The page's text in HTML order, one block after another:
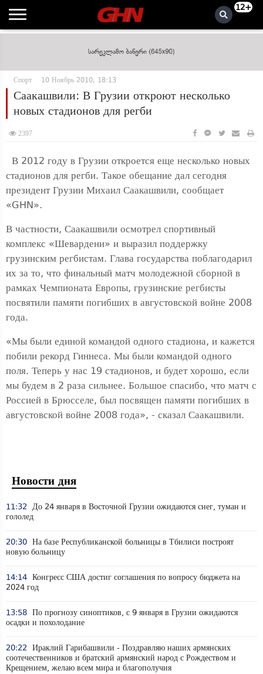
12+
Спорт 10 Ноябрь 2010, 18:13
Саакашвили: В Грузии откроют несколько
новых стадионов для регби
2397
В 2012 году в Грузии откроется еще несколько новых
стадионов для регби. Такое обещание дал сегодня
президент Грузии Михаил Саакашвили, сообщает
«GHN».
В частности, Саакашвили осмотрел спортивный
комплекс «Шевардени» и выразил поддержку
грузинским регбистам. Глава государства поблагодарил
их за то, что финальный матч молодежной сборной в
рамках Чемпионата Европы, грузинские регбисты
посвятили памяти погибших в августовской войне 2008
года.
«Мы были единой командой одного стадиона, и кажется
побили рекорд Гиннеса. Мы были командой одного
поля. Теперь у нас 19 стадионов, и будет хорошо, если
мы будем в 2 раза сильнее. Большое спасибо, что матч с
Россией в Брюсселе, был посвящен памяти погибших в
августовской войне 2008 года», - сказал Саакашвили.
Новости дня
11:32 До 24 января в Восточной Грузии ожидаются снег, туман и
гололед
20:30 На базе Республиканской больницы в Тбилиси построят
новую больницу
14:14 Конгресс США достиг соглашения по вопросу бюджета на
2024 год
13:58 По прогнозу синоптиков, с 9 января в Грузии ожидаются
осадки и похолодание
20:22 Ираклий Гарибашвили - Поздравляю наших армянских
соотечественников и братский армянский народ с Рождеством и
Крещением, желаю всем мира и благополучия